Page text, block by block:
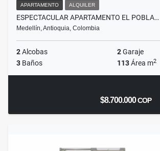
APARTAMENTO ALQUILER
ESPECTACULAR APARTAMENTO EL POBLA…
Medellín, Antioquia, Colombia
2Alcobas 2Garaje
3 Baños 113Área m2
$8.700.000COP